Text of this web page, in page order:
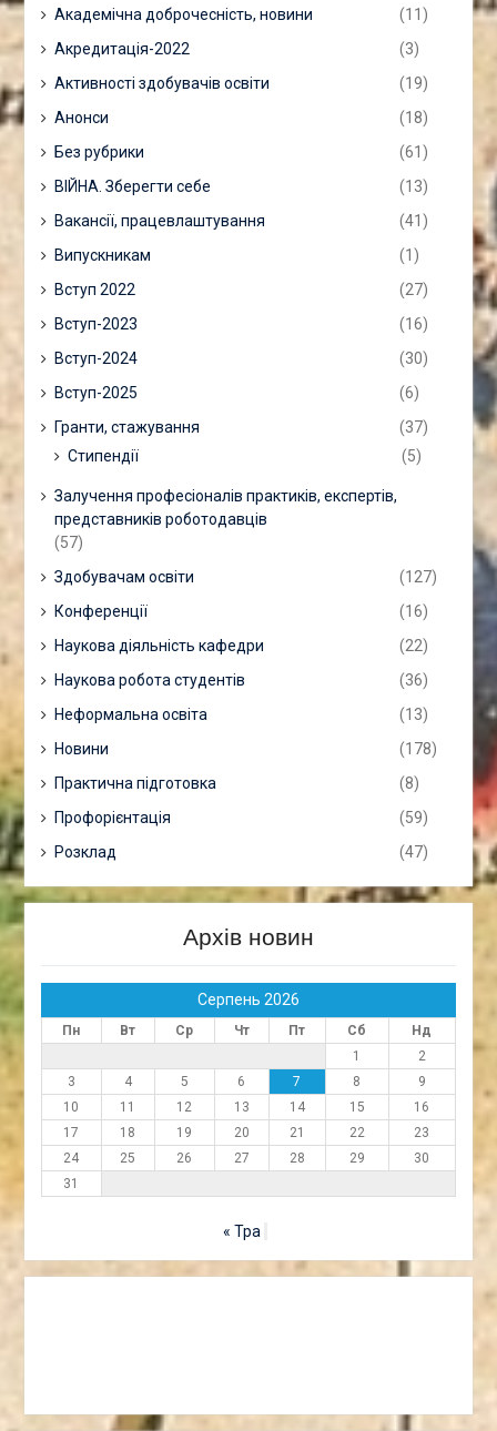
Академічна доброчесність, новини
(11)
Акредитація-2022
(3)
Активності здобувачів освіти
(19)
Анонси
(18)
Без рубрики
(61)
ВІЙНА. Зберегти себе
(13)
Вакансії, працевлаштування
(41)
Випускникам
(1)
Вступ 2022
(27)
Вступ-2023
(16)
Вступ-2024
(30)
Вступ-2025
(6)
Гранти, стажування
(37)
Стипендії
(5)
Залучення професіоналів практиків, експертів,
представників роботодавців
(57)
Здобувачам освіти
(127)
Конференції
(16)
Наукова діяльність кафедри
(22)
Наукова робота студентів
(36)
Неформальна освіта
(13)
Новини
(178)
Практична підготовка
(8)
Профорієнтація
(59)
Розклад
(47)
Архів новин
Серпень 2026
Пн Вт Ср Чт Пт Сб
Нд
1
2
3
4 5 6 7 8
9
10
11 12 13 14 15
16
17
18 19 20 21 22
23
24
25 26 27 28 29
30
31
« Тра